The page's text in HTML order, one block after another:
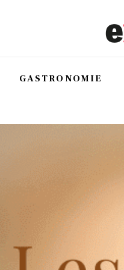
GASTRONOMIE